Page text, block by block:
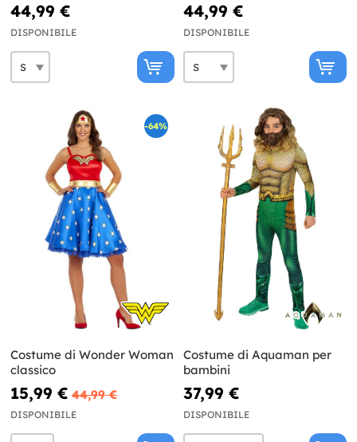
44,99 €
DISPONIBILE
44,99 €
DISPONIBILE
-64%
Costume di Wonder Woman
classico
15,99 € 44,99 €
DISPONIBILE
Costume di Aquaman per
bambini
37,99 €
DISPONIBILE